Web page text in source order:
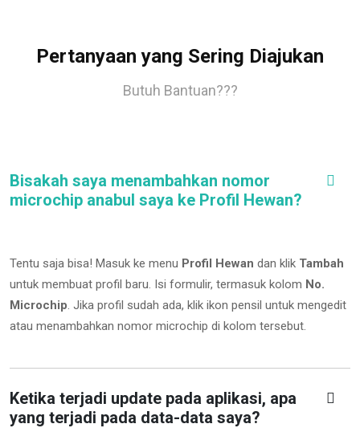
Pertanyaan yang Sering Diajukan
Butuh Bantuan???
Bisakah saya menambahkan nomor
microchip anabul saya ke Profil Hewan?
Tentu saja bisa! Masuk ke menu Profil Hewan dan klik Tambah
untuk membuat profil baru. Isi formulir, termasuk kolom No.
Microchip. Jika profil sudah ada, klik ikon pensil untuk mengedit
atau menambahkan nomor microchip di kolom tersebut.
Ketika terjadi update pada aplikasi, apa
yang terjadi pada data-data saya?